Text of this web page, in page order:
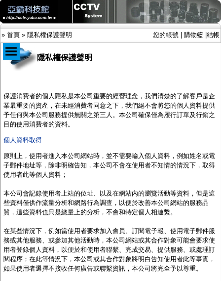
» 首頁 » 隱私權保護聲明 您的帳號 購物籃 結帳
限時促銷特惠專案
IP網路攝影機及錄放影機
AHD DVR數位錄放影機
AHD半球型(適用屋內)
AHD防護罩型攝影機(適用屋外，紅外線照射
AHD特殊功能型攝影機
旋轉型攝影機.旋轉台
傳統高解析攝影機
投光設備
防護罩及支架
多路攝影機單軸傳輸
網路設備
視訊轉換設備
雙絞線傳輸器
雜訊改善器
分配放大器
隱私權保護聲明
保護消費者的個人隱私是本公司重要的經營理念，我們清楚的了解客戶是企
業最重要的資產，在未經消費者同意之下，我們絕不會將您的個人資料提供
予任何與本公司服務提供無關之第三人。本公司確保僅為履行訂單及行銷之
目的使用消費者的資料。
個人資料取得
原則上，使用者進入 本公司 網站時，並不需要輸入個人資料，例如姓名或電
子郵件地址等，除非明確告知， 本公司 不會在使用者不知情的情況下，取得
使用者此等個人資料；
本公司 會記錄使用者上站的位址、以及在網站內的瀏覽活動等資料，但是這
些資料僅供作流量分析和網路行為調查，以便於改善本公司 網站的服務品
質，這些資料也只是總量上的分析，不會和特定個人相連繫。
在某些情況下，例如當使用者要求加入會員、訂閱電子報、使用電子郵件服
務或其他服務、或參加其他活動時， 本公司 網站或其合作對象可能會要求使
用者登錄個人資料，以便於和使用者聯繫、完成交易、提供服務、或處理訂
閱程序；在此等情況下， 本公司 或其合作對象將明白告知使用者此等事實，
如果使用者選擇不接收任何廣告或聯繫資訊， 本公司 將完全予以尊重。